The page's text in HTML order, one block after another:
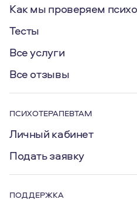
Как мы проверяем
Тесты
Все услуги
Все отзывы
ПСИХОТЕРАПЕВТАМ
Личный кабинет
Подать заявку
ПОДДЕРЖКА